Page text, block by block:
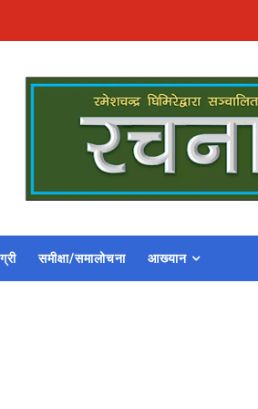
समीक्षा/समालोचना आख्यान